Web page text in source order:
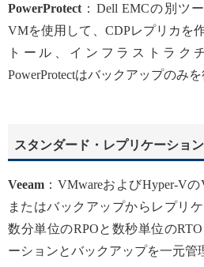
PowerProtect ：Dell EMCの別ツ
VMを使用して、CDPレプリカを
トール、インフラストラク
PowerProtectはバックアップのみを
スタンダード・レプリケーション
Veeam ：VMwareおよびHyper-V
またはバックアップからレプリ
数分単位のRPOと数秒単位の
ーションとバックアップを一元管